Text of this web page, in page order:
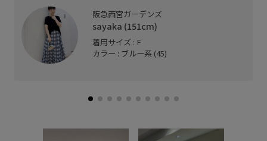
阪急西宮ガーデンズ
sayaka (151cm)
着用サイズ : F
カラー : ブルー系 (45)